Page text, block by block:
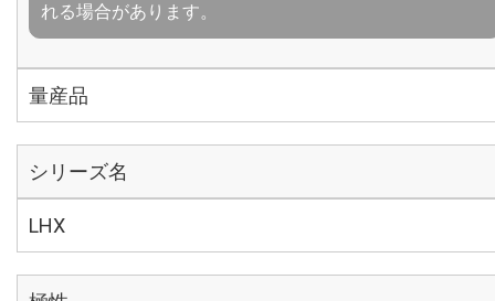
れる場合があります。
量産品
シリーズ名
LHX